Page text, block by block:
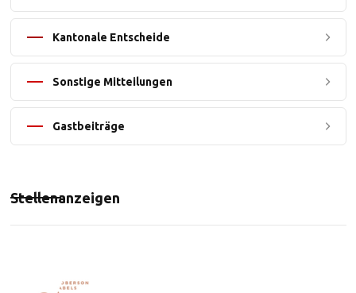
Kantonale Entscheide
Sonstige Mitteilungen
Gastbeiträge
Stellenanzeigen